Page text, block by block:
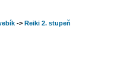
-> Reiki 2. stupeň